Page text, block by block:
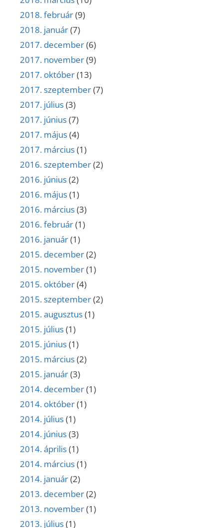
2018. február(9)
2018. január(7)
2017. december(6)
2017. november(9)
2017. október(13)
2017. szeptember(7)
2017. július(3)
2017. június(7)
2017. május(4)
2017. március(1)
2016. szeptember(2)
2016. június(2)
2016. május(1)
2016. március(3)
2016. február(1)
2016. január(1)
2015. december(2)
2015. november(1)
2015. október(4)
2015. szeptember(2)
2015. augusztus(1)
2015. július(1)
2015. június(1)
2015. március(2)
2015. január(3)
2014. december(1)
2014. október(1)
2014. július(1)
2014. június(3)
2014. április(1)
2014. március(1)
2014. január(2)
2013. december(2)
2013. november(1)
2013. július(1)